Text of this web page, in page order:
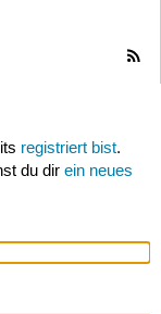
registriert bist.
du dir ein neues